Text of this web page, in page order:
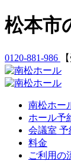
Skip
to
松本市
0120-881-986
南松ホー
ホール予
会議室 予
料金
ご利用の